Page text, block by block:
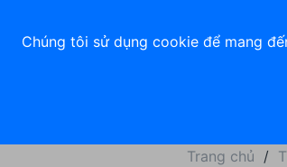
Trang chủ /
Chúng tôi sử dụng cookie để mang